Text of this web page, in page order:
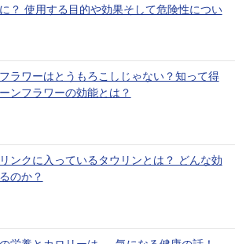
？ 使用する目的や効果そして危険性につい
ラワーはとうもろこしじゃない？知って得
ンフラワーの効能とは？
ンクに入っているタウリンとは？ どんな効
のか？